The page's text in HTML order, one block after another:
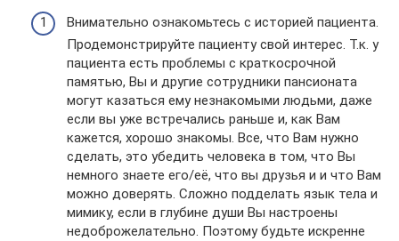
Внимательно ознакомьтесь с историей пациента.
Продемонстрируйте пациенту свой интерес. Т.к. у
пациента есть проблемы с краткосрочной
памятью, Вы и другие сотрудники пансионата
могут казаться ему незнакомыми людьми, даже
если вы уже встречались раньше и, как Вам
кажется, хорошо знакомы. Все, что Вам нужно
сделать, это убедить человека в том, что Вы
немного знаете его/её, что вы друзья и и что Вам
можно доверять. Сложно подделать язык тела и
мимику, если в глубине души Вы настроены
недоброжелательно. Поэтому будьте искренне